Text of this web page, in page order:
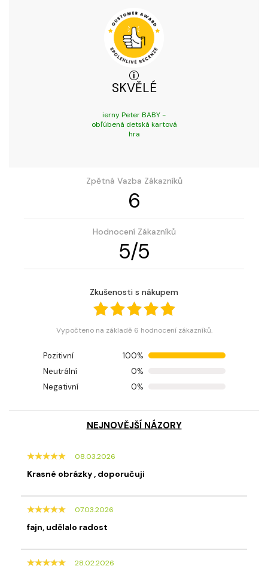
SKVĚLÉ
ierny Peter BABY -
obľúbená detská kartová
hra
Zpětná Vazba Zákazníků
6
Hodnocení Zákazníků
5/5
Zkušenosti s nákupem
Vypočteno na základě 6 hodnocení zákazníků.
Pozitivní
100%
Neutrální
0%
Negativní
0%
NEJNOVĚJŠÍ NÁZORY
08.03.2026
Krasné obrázky , doporučuji
07.03.2026
fajn, udělalo radost
28.02.2026